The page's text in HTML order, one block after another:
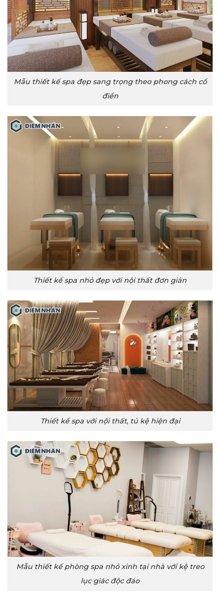
Mẫu thiết kế spa đẹp sang trọng theo phong cách cổ
điển
Thiết kế spa nhỏ đẹp với nội thất đơn giản
Thiết kế spa với nội thất, tủ kệ hiện đại
Mẫu thiết kế phòng spa nhỏ xinh tại nhà với kệ treo
lục giác độc đáo